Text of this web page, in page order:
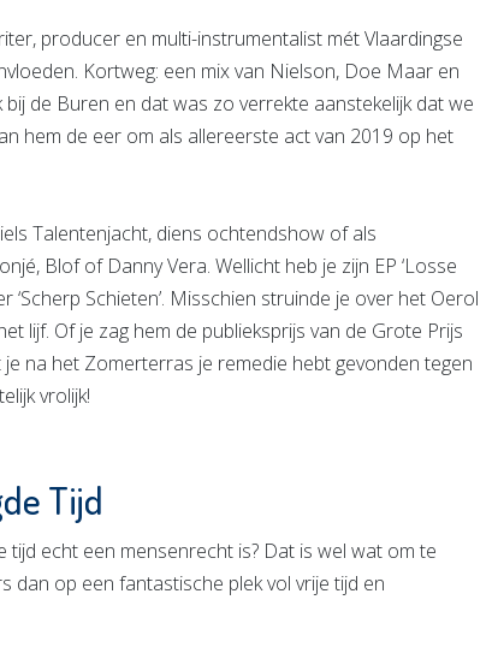
producer en multi-instrumentalist mét Vlaardingse
Kortweg: een mix van Nielson, Doe Maar en
de Buren en dat was zo verrekte aanstekelijk dat we
hem de eer om als allereerste act van 2019 op het
Talentenjacht, diens ochtendshow of als
Blof of Danny Vera. Wellicht heb je zijn EP ‘Losse
Schieten’. Misschien struinde je over het Oerol
lijf. Of je zag hem de publieksprijs van de Grote Prijs
na het Zomerterras je remedie hebt gevonden tegen
vrolijk!
Tijd
echt een mensenrecht is? Dat is wel wat om te
dan op een fantastische plek vol vrije tijd en